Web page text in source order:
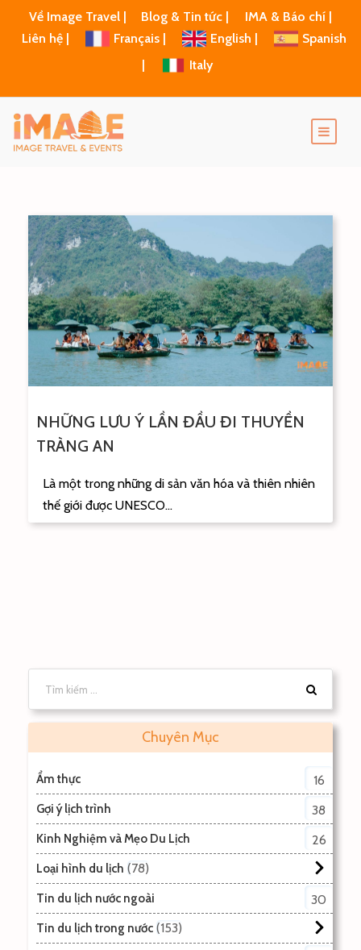
Về Image Travel | Blog & Tin tức |
IMA & Báo chí |
Liên hệ |
Français | English |
Spanish
Italy
NHỮNG LƯU Ý LẦN ĐẦU ĐI THUYỀN
TRÀNG AN
Là một trong những di sản văn hóa và thiên nhiên
thế giới được UNESCO...
Chuyên Mục
Ẩm thực 16
Gợi ý lịch trình 38
Kinh Nghiệm và Mẹo Du Lịch 26
Loại hình du lịch 78
Tin du lịch nước ngoài 30
Tin du lịch trong nước 153